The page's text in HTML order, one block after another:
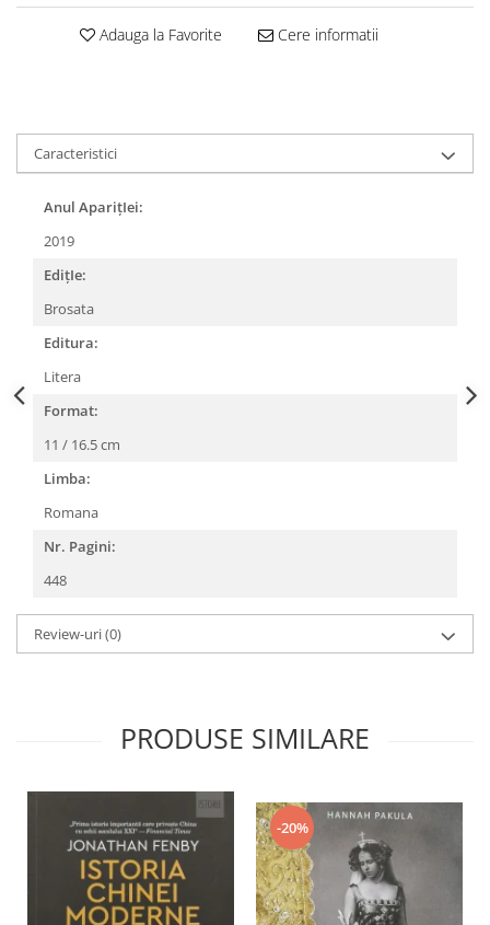
Adauga la Favorite Cere informatii
Caracteristici
Anul AparițIei:
2019
EdițIe:
Brosata
Editura:
Litera
Format:
11 / 16.5 cm
Limba:
Romana
Nr. Pagini:
448
Review-uri(0)
PRODUSE SIMILARE
-20%